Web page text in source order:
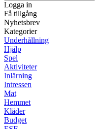
Logga in
Få tillgång
Nyhetsbrev
Kategorier
Underhållning
Hjälp
Spel
Aktiviteter
Inlärning
Intressen
Mat
Hemmet
Kläder
Budget